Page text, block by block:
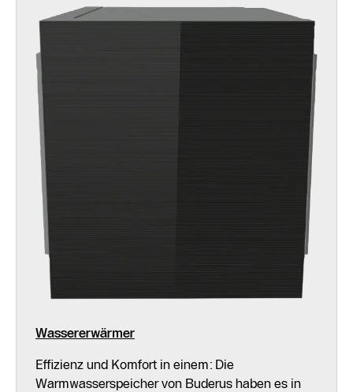
Wassererwärmer
Effizienz und Komfort in einem: Die
Warmwasserspeicher von Buderus haben es in